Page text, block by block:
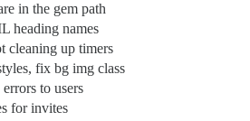
in the gem path
heading names
cleaning up timers
fix bg img class
to users
for invites